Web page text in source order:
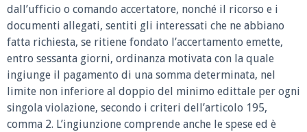
dall’ufficio o comando accertatore, nonché il ricorso e i
documenti allegati, sentiti gli interessati che ne abbiano
fatta richiesta, se ritiene fondato l’accertamento emette,
entro sessanta giorni, ordinanza motivata con la quale
ingiunge il pagamento di una somma determinata, nel
limite non inferiore al doppio del minimo edittale per ogni
singola violazione, secondo i criteri dell’articolo 195,
comma 2. L’ingiunzione comprende anche le spese ed è